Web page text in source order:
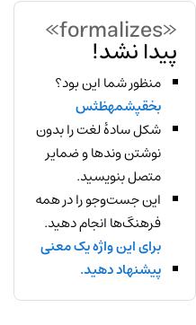
«formalizes»
پیدا نشد!
منظور شما این بود؟
بخقپشمهظثس
شکل سادهٔ لغت را بدون
نوشتن وندها و ضمایر
متصل بنویسید.
این جست‌وجو را در همه
فرهنگ‌ها انجام دهید.
برای این واژه یک معنی
پیشنهاد دهید.